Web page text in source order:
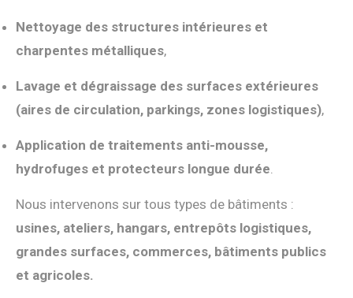
Nettoyage des structures intérieures et
charpentes métalliques,
Lavage et dégraissage des surfaces extérieures
(aires de circulation, parkings, zones logistiques),
Application de traitements anti-mousse,
hydrofuges et protecteurs longue durée.
Nous intervenons sur tous types de bâtiments :
usines, ateliers, hangars, entrepôts logistiques,
grandes surfaces, commerces, bâtiments publics
et agricoles.